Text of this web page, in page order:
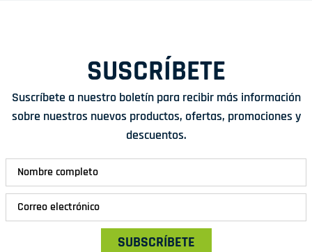
SUSCRÍBETE
Suscríbete a nuestro boletín para recibir más información
sobre nuestros nuevos productos, ofertas, promociones y
descuentos.
SUBSCRÍBETE